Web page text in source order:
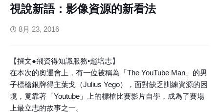
視說新語：影像資源的新看法
8月 23, 2016
【撰文●飛資得知識服務•趙培志】
在本次的奧運會上，有一位被稱為「The YouTube Man」的男
子標槍銀牌得主葉戈（Julius Yego），面對缺乏訓練資源的困
境，竟靠著「Youtube」上的標槍比賽影片自學，成為了賽場
上最立志的故事之一。